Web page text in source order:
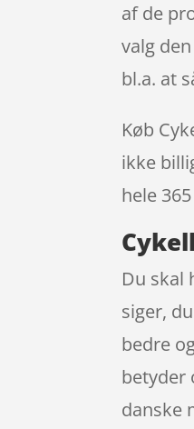
af de
valg
bl.a. at
Køb
ikke
hele
Du skal
siger,
bedre
betyder
danske